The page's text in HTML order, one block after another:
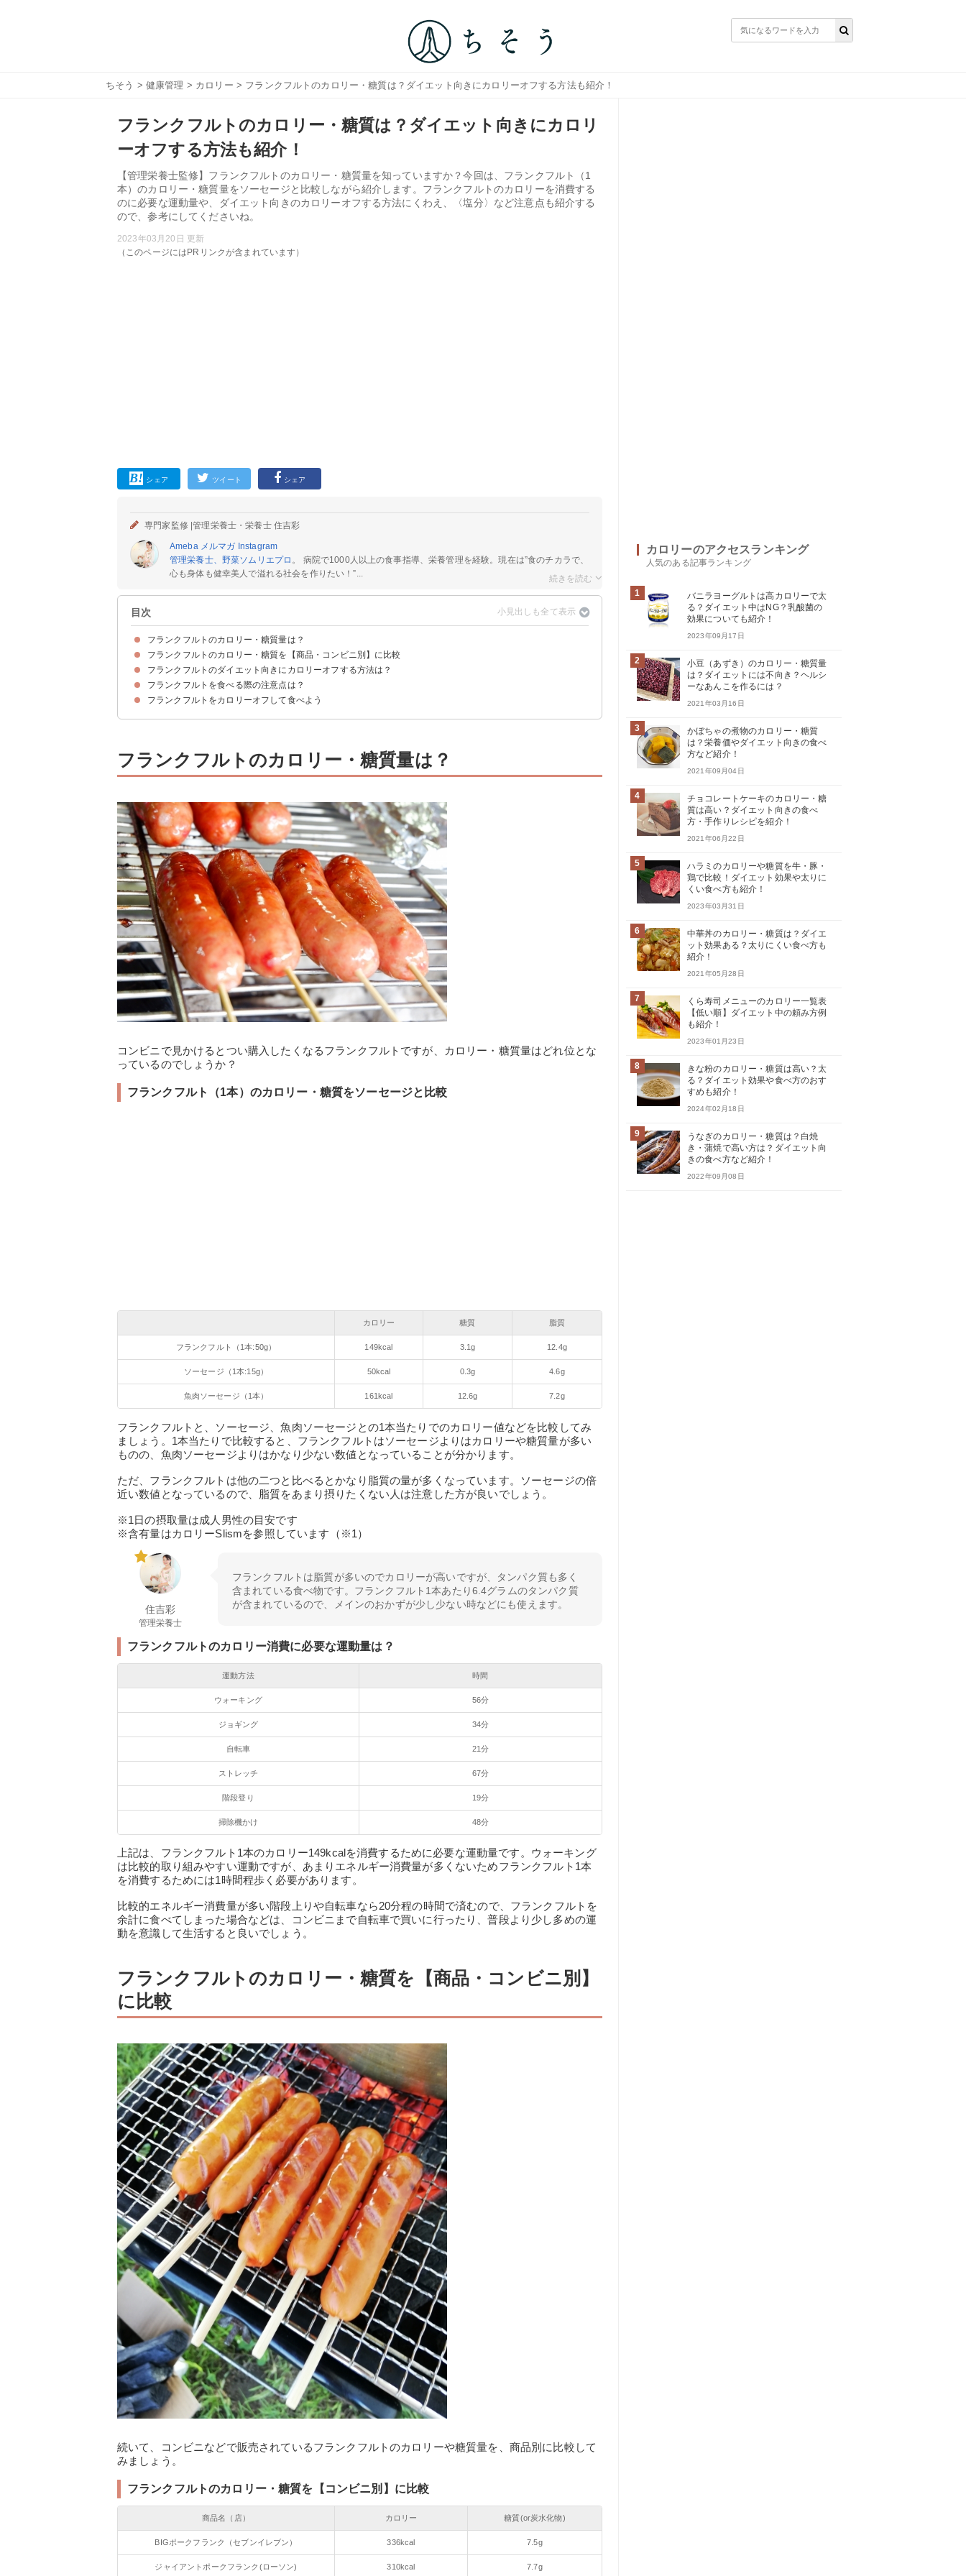
ちそう > 健康管理 > カロリー > フランクフルトのカロリー・糖質は？ダイエット向きにカロリーオフする方法も紹介！
フランクフルトのカロリー・糖質は？ダイエット向きにカロリ
ーオフする方法も紹介！
【管理栄養士監修】フランクフルトのカロリー・糖質量を知っていますか？今回は、フランクフルト（1
本）のカロリー・糖質量をソーセージと比較しながら紹介します。フランクフルトのカロリーを消費する
のに必要な運動量や、ダイエット向きのカロリーオフする方法にくわえ、〈塩分〉など注意点も紹介する
ので、参考にしてくださいね。
2023年03月20日 更新
（このページにはPRリンクが含まれています）
シェア ツイート シェア
専門家監修 |管理栄養士・栄養士 住吉彩
Ameba メルマガ Instagram
管理栄養士、野菜ソムリエプロ 。 病院で1000人以上の食事指導、栄養管理を経験。現在は”食のチカラで、
心も身体も健幸美人で溢れる社会を作りたい！”...
目次
フランクフルトのカロリー・糖質量は？
フランクフルト（1本）のカロリー・糖質をソーセージと比較
フランクフルトのカロリー消費に必要な運動量は？
フランクフルトのカロリー・糖質を【商品・コンビニ別】に比較
フランクフルトのカロリー・糖質を【コンビニ別】に比較
市販フランクフルトのカロリー・糖質を【商品別】に比較
フランクフルトのダイエット向きにカロリーオフする方法は？
①キッチンペーパーなどで油を拭き取る
②フランクフルトをボイルする
③豚肉以外のソーセージを使う
フランクフルトを食べる際の注意点は？
①塩分の過剰摂取
②アメリカンドッグ・ホットドッグで食べる場合の糖質量
フランクフルトをカロリーオフして食べよう
フランクフルトのカロリー・糖質量は？
コンビニで見かけるとつい購入したくなるフランクフルトですが、カロリー・糖質量はどれ位とな
っているのでしょうか？
フランクフルト（1本）のカロリー・糖質をソーセージと比較
カロリー 糖質 脂質
フランクフルト（1本:50g） 149kcal 3.1g 12.4g
ソーセージ（1本:15g） 50kcal 0.3g 4.6g
魚肉ソーセージ（1本） 161kcal 12.6g 7.2g
フランクフルトと、ソーセージ、魚肉ソーセージとの1本当たりでのカロリー値などを比較してみ
ましょう。1本当たりで比較すると、フランクフルトはソーセージよりはカロリーや糖質量が多い
ものの、魚肉ソーセージよりはかなり少ない数値となっていることが分かります。
ただ、フランクフルトは他の二つと比べるとかなり脂質の量が多くなっています。ソーセージの倍
近い数値となっているので、脂質をあまり摂りたくない人は注意した方が良いでしょう。
※1日の摂取量は成人男性の目安です
※含有量はカロリーSlismを参照しています（※1）
住吉彩
管理栄養士
フランクフルトは脂質が多いのでカロリーが高いですが、タンパク質も多く
含まれている食べ物です。フランクフルト1本あたり6.4グラムのタンパク質
が含まれているので、メインのおかずが少し少ない時などにも使えます。
フランクフルトのカロリー消費に必要な運動量は？
運動方法 時間
ウォーキング 56分
ジョギング 34分
自転車 21分
ストレッチ 67分
階段登り 19分
掃除機かけ 48分
上記は、フランクフルト1本のカロリー149kcalを消費するために必要な運動量です。ウォーキング
は比較的取り組みやすい運動ですが、あまりエネルギー消費量が多くないためフランクフルト1本
を消費するためには1時間程歩く必要があります。
比較的エネルギー消費量が多い階段上りや自転車なら20分程の時間で済むので、フランクフルトを
余計に食べてしまった場合などは、コンビニまで自転車で買いに行ったり、普段より少し多めの運
動を意識して生活すると良いでしょう。
フランクフルトのカロリー・糖質を【商品・コンビニ別】
に比較
続いて、コンビニなどで販売されているフランクフルトのカロリーや糖質量を、商品別に比較して
みましょう。
フランクフルトのカロリー・糖質を【コンビニ別】に比較
商品名（店） カロリー 糖質(or炭水化物)
BIGポークフランク（セブンイレブン） 336kcal 7.5g
ジャイアントポークフランク(ローソン) 310kcal 7.7g
カロリーのアクセスランキング
人気のある記事ランキング
1
バニラヨーグルトは高カロリーで太
る？ダイエット中はNG？乳酸菌の
効果についても紹介！
2023年09月17日
2
小豆（あずき）のカロリー・糖質量
は？ダイエットには不向き？ヘルシ
ーなあんこを作るには？
2021年03月16日
3
かぼちゃの煮物のカロリー・糖質
は？栄養価やダイエット向きの食べ
方など紹介！
2021年09月04日
4
チョコレートケーキのカロリー・糖
質は高い？ダイエット向きの食べ
方・手作りレシピを紹介！
2021年06月22日
5
ハラミのカロリーや糖質を牛・豚・
鶏で比較！ダイエット効果や太りに
くい食べ方も紹介！
2023年03月31日
6
中華丼のカロリー・糖質は？ダイエ
ット効果ある？太りにくい食べ方も
紹介！
2021年05月28日
7
くら寿司メニューのカロリー一覧表
【低い順】ダイエット中の頼み方例
も紹介！
2023年01月23日
8
きな粉のカロリー・糖質は高い？太
る？ダイエット効果や食べ方のおす
すめも紹介！
2024年02月18日
9
うなぎのカロリー・糖質は？白焼
き・蒲焼で高い方は？ダイエット向
きの食べ方など紹介！
2022年09月08日